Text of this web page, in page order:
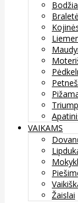
VAIKAMS
Žaislai